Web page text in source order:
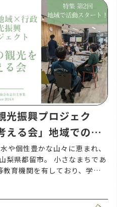
振興プロジェク
える会」地域での活
や個性豊かな山々に恵まれ、
梨県都留市。 小さなまちであ
育機関を有しており、学園
市で生まれた、「都留市を